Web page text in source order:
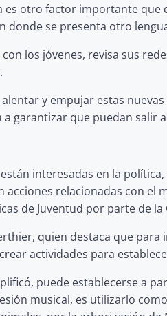
es otro factor importante que
donde se presenta otro
los jóvenes, revisa sus
y empujar estas
a garantizar que puedan
interesadas en la
acciones relacionadas con el
de Juventud por parte de
quien destaca que
actividades para
puede establecerse a
musical, es utilizarlo